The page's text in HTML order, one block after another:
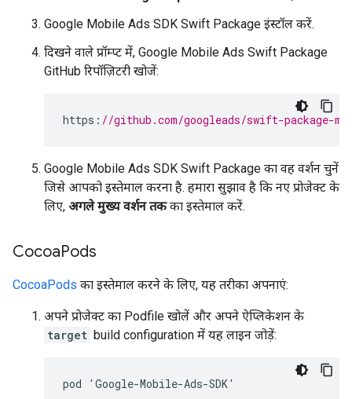
Google Mobile Ads SDK Swift Package इंस्टॉल करें.
दिखने वाले प्रॉम्प्ट में, Google Mobile Ads Swift Package
GitHub रिपॉज़िटरी खोजें:
https : //github.com/googleads/swift-package-
Google Mobile Ads SDK Swift Package का वह वर्शन चुनें
जिसे आपको इस्तेमाल करना है. हमारा सुझाव है कि नए प्रोजेक्ट के
लिए, अगले मुख्य वर्शन तकका इस्तेमाल करें.
CocoaPods
CocoaPods का इस्तेमाल करने के लिए, यह तरीका अपनाएं:
अपने प्रोजेक्ट का Podfile खोलें और अपने ऐप्लिकेशन के
target build configuration में यह लाइन जोड़ें:
pod 'Google-Mobile-Ads-SDK'